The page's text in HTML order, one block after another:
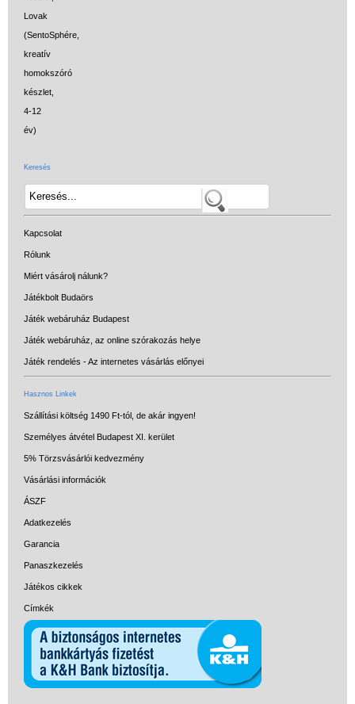
Keresés
Kapcsolat
Rólunk
Miért vásárolj nálunk?
Játékbolt Budaörs
Játék webáruház Budapest
Játék webáruház, az online szórakozás helye
Játék rendelés - Az internetes vásárlás előnyei
Hasznos Linkek
Szállítási költség 1490 Ft-tól, de akár ingyen!
Személyes átvétel Budapest XI. kerület
5% Törzsvásárlói kedvezmény
Vásárlási információk
ÁSZF
Adatkezelés
Garancia
Panaszkezelés
Játékos cikkek
Címkék